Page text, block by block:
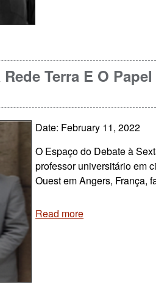
Terra E O
Date: February 11, 2022
O Espaço do Debate à
professor universitário em
Ouest em Angers, França,
Read more